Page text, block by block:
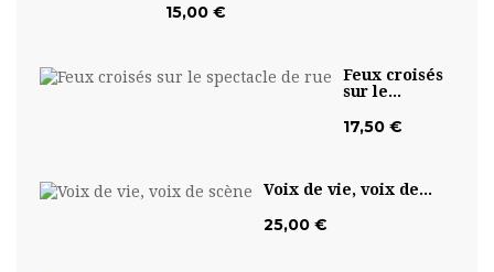
15,00 €
Feux croisés
sur le...
17,50 €
Voix de vie, voix de...
25,00 €